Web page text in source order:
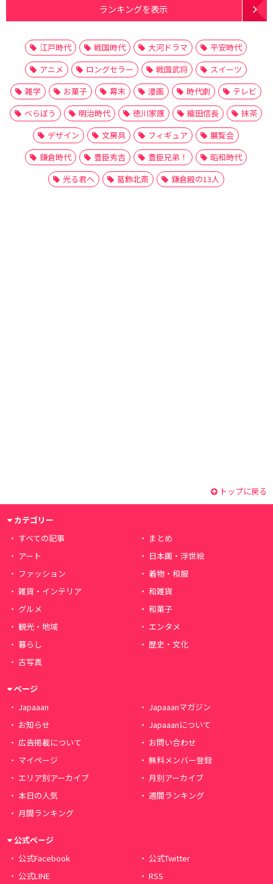
ランキングを表示
江戸時代 戦国時代 大河ドラマ
平安時代
アニメ
ロングセラー 戦国武将
スイーツ
雑学
お菓子 幕末 漫画 時代劇
テレビ
べらぼう
明治時代 徳川家康 織田信長
抹茶
デザイン
文房具 フィギュア
展覧会
鎌倉時代
豊臣秀吉 豊臣兄弟！
昭和時代
光る君へ
葛飾北斎 鎌倉殿の13人
トップに戻る
カテゴリー
すべての記事
まとめ
アート
日本画・浮世絵
ファッション
着物・和服
雑貨・インテリア
和雑貨
グルメ
和菓子
観光・地域
エンタメ
暮らし
歴史・文化
古写真
ページ
Japaaan
Japaaanマガジン
お知らせ
Japaaanについて
広告掲載について
お問い合わせ
マイページ
無料メンバー登録
エリア別アーカイブ
月別アーカイブ
本日の人気
週間ランキング
月間ランキング
公式ページ
公式Facebook
公式Twitter
公式LINE
RSS